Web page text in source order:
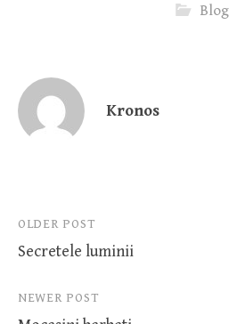
Blog
Kronos
Post
navigation
OLDER POST
Secretele luminii
NEWER POST